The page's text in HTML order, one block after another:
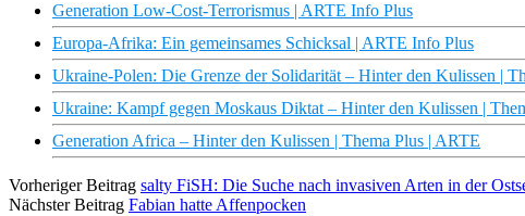
Generation Low-Cost-Terrorismus | ARTE Info Plus
Europa-Afrika: Ein gemeinsames Schicksal | ARTE Info Plus
Ukraine-Polen: Die Grenze der Solidarität – Hinter den Kulissen |
Ukraine: Kampf gegen Moskaus Diktat – Hinter den Kulissen |
Generation Africa – Hinter den Kulissen | Thema Plus | ARTE
Vorheriger Beitrag salty FiSH: Die Suche nach invasiven Arten in der
Nächster Beitrag Fabian hatte Affenpocken